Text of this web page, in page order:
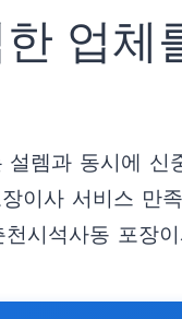
업체
렘과 동시에
이사 서비스 만
시석사동 포장